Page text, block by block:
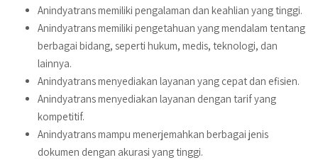
Anindyatrans memiliki pengalaman dan keahlian yang tinggi.
Anindyatrans memiliki pengetahuan yang mendalam tentang
berbagai bidang, seperti hukum, medis, teknologi, dan
lainnya.
Anindyatrans menyediakan layanan yang cepat dan efisien.
Anindyatrans menyediakan layanan dengan tarif yang
kompetitif.
Anindyatrans mampu menerjemahkan berbagai jenis
dokumen dengan akurasi yang tinggi.